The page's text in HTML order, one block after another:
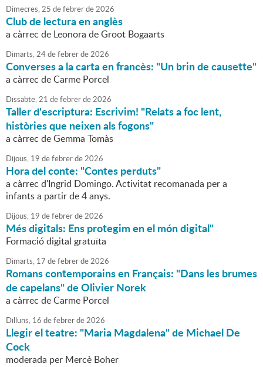
Dimecres,25 defebrerde2026
Club de lectura en anglès
a càrrec de Leonora de Groot Bogaarts
Dimarts,24defebrerde2026
Converses a la carta en francès: "Un brin de causette"
a càrrec de Carme Porcel
Dissabte,21 defebrerde2026
Taller d'escriptura: Escrivim! "Relats a foc lent,
històries que neixen als fogons"
a càrrec de Gemma Tomàs
Dijous, 19 defebrerde2026
Hora del conte: "Contes perduts"
a càrrec d'Ingrid Domingo. Activitat recomanada per a
infants a partir de 4 anys.
Dijous, 19 defebrerde2026
Més digitals: Ens protegim en el món digital"
Formació digital gratuïta
Dimarts, 17 defebrerde2026
Romans contemporains en Français: "Dans les brumes
de capelans" de Olivier Norek
a càrrec de Carme Porcel
Dilluns, 16 defebrerde2026
Llegir el teatre: "Maria Magdalena" de Michael De
Cock
moderada per Mercè Boher